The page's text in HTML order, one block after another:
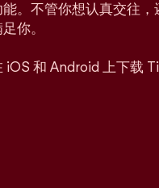
。不管你想认真交往
你。
iOS 和 Android 上下载